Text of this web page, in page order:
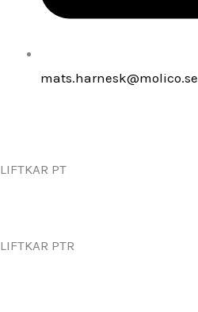
mats.harnesk@molico.se
LIFTKAR PT
LIFTKAR PTR